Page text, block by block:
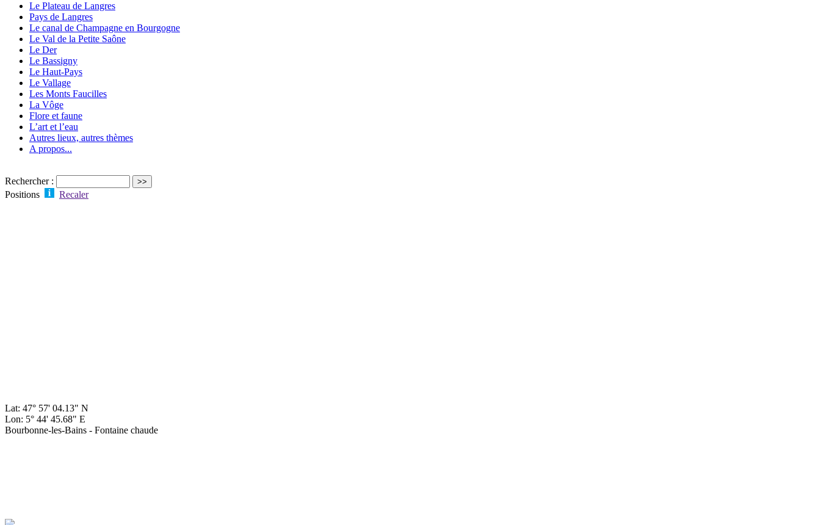
Le Plateau de Langres
Pays de Langres
Le canal de Champagne en Bourgogne
Le Val de la Petite Saône
Le Der
Le Bassigny
Le Haut-Pays
Le Vallage
Les Monts Faucilles
La Vôge
Flore et faune
L’art et l’eau
Autres lieux, autres thèmes
A propos...
Rechercher :
Positions
Recaler
Lat: 47° 57' 04.13" N
Lon: 5° 44' 45.68" E
Bourbonne-les-Bains - Fontaine chaude